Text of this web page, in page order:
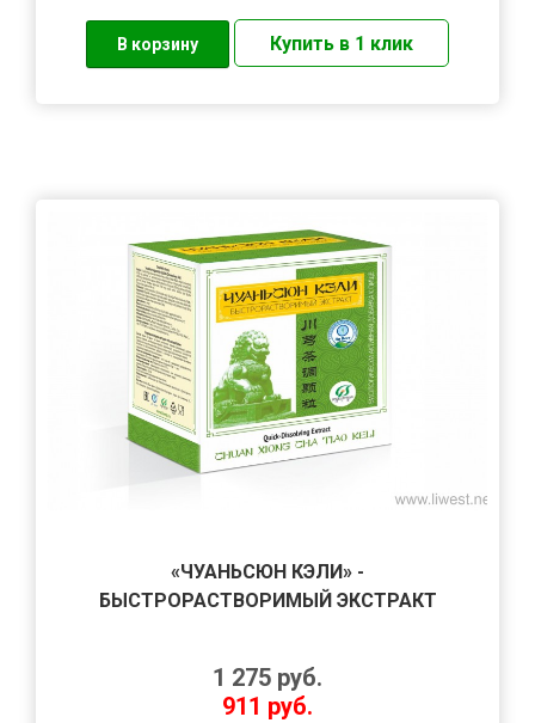
«ЧУАНЬСЮН КЭЛИ» -
БЫСТРОРАСТВОРИМЫЙ ЭКСТРАКТ
1 275 руб.
911 руб.